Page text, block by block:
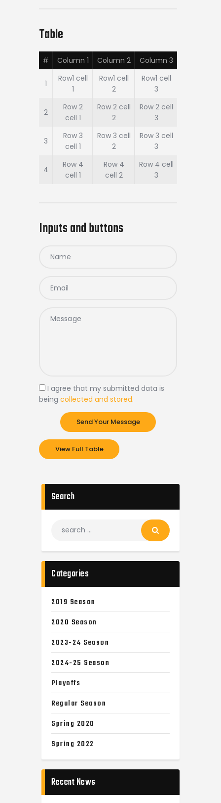
Table
# Column 1 Column 2 Column 3
1
Row1 cell
1
Row1 cell
2
Row1 cell
3
2
Row 2
cell 1
Row 2 cell
2
Row 2 cell
3
3
Row 3
cell 1
Row 3 cell
2
Row 3 cell
3
4
Row 4
cell 1
Row 4
cell 2
Row 4 cell
3
Inputs and buttons
I agree that my submitted data is
being collected and stored.
View Full Table
Search
Categories
2019 Season
2020 Season
2023-24 Season
2024-25 Season
Playoffs
Regular Season
Spring 2020
Spring 2022
Recent News